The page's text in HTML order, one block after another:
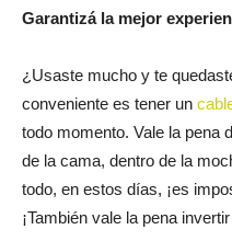
Garantizá la mejor
¿Usaste mucho y te
conveniente es tener un
todo momento. Vale la pena
de la cama, dentro de la
todo, en estos días, ¡es
¡También vale la pena